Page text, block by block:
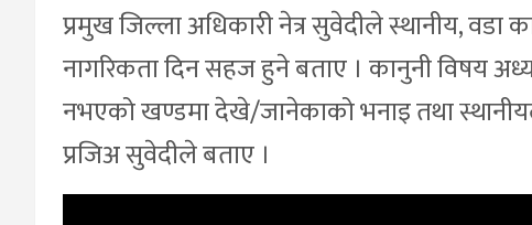
प्रमुख जिल्ला अधिकारी नेत्र सुवेदीले स्थानीय,
नागरिकता दिन सहज हुने बताए । कानुनी विषय
नभएको खण्डमा देखे/जानेकाको भनाइ तथा
प्रजिअ सुवेदीले बताए ।